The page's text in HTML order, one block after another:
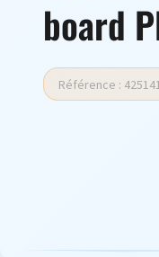
board
Référence :